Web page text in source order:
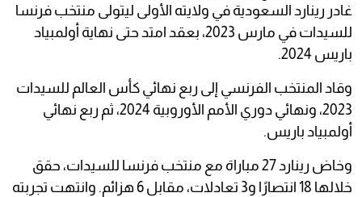
غادر رينارد السعودية في ولايته الأولى ليتولى منتخب فرنسا
للسيدات في مارس 2023، بعقد امتد حتى نهاية أولمبياد
باريس 2024.
وقاد المنتخب الفرنسي إلى ربع نهائي كأس العالم للسيدات
2023، ونهائي دوري الأمم الأوروبية 2024، ثم ربع نهائي
أولمبياد باريس.
وخاض رينارد 27 مباراة مع منتخب فرنسا للسيدات، حقق
خلالها 18 انتصارًا و3 تعادلات، مقابل 6 هزائم. وانتهت تجربته